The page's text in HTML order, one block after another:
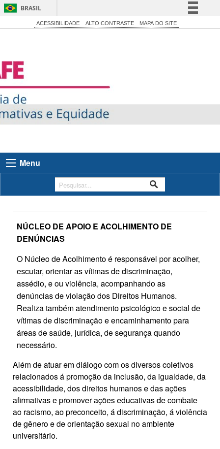
BRASIL
Simplifique!
ACESSIBILIDADE ALTO CONTRASTE MAPA DO SITE
Menu
NÚCLEO DE APOIO E ACOLHIMENTO DE
DENÚNCIAS
O Núcleo de Acolhimento é responsável por acolher,
escutar, orientar as vítimas de discriminação,
assédio, e ou violência, acompanhando as
denúncias de violação dos Direitos Humanos.
Realiza também atendimento psicológico e social de
vítimas de discriminação e encaminhamento para
áreas de saúde, jurídica, de segurança quando
necessário.
Além de atuar em diálogo com os diversos coletivos
relacionados á promoção da inclusão, da igualdade, da
acessibilidade, dos direitos humanos e das ações
afirmativas e promover ações educativas de combate
ao racismo, ao preconceito, á discriminação, á violência
de gênero e de orientação sexual no ambiente
universitário.